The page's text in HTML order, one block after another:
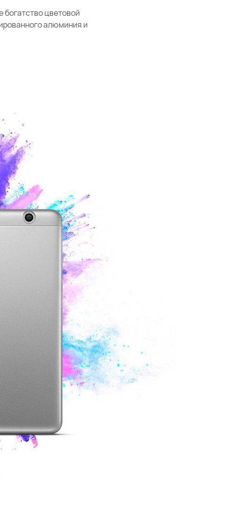
богатство цветовой
алюминия и